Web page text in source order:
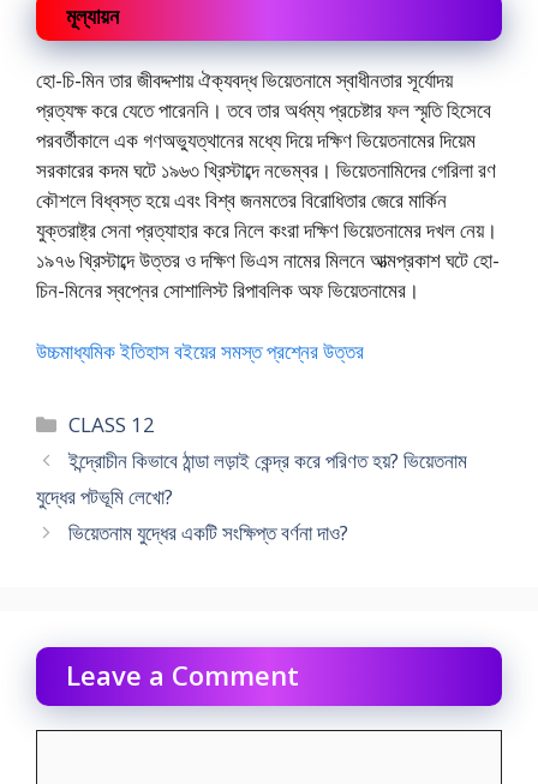
মূল্যায়ন
হো-চি-মিন তার জীবদ্দশায় ঐক্যবদ্ধ ভিয়েতনামে স্বাধীনতার সূর্যোদয়
প্রত্যক্ষ করে যেতে পারেননি। তবে তার অর্ধম্য প্রচেষ্টার ফল স্মৃতি হিসেবে
পরবর্তীকালে এক গণঅভ্যুত্থানের মধ্যে দিয়ে দক্ষিণ ভিয়েতনামের দিয়েম
সরকারের কদম ঘটে ১৯৬৩ খ্রিস্টাব্দে নভেম্বর। ভিয়েতনামিদের গেরিলা রণ
কৌশলে বিধ্বস্ত হয়ে এবং বিশ্ব জনমতের বিরোধিতার জেরে মার্কিন
যুক্তরাষ্ট্র সেনা প্রত্যাহার করে নিলে কংরা দক্ষিণ ভিয়েতনামের দখল নেয়।
১৯৭৬ খ্রিস্টাব্দে উত্তর ও দক্ষিণ ভিএস নামের মিলনে আত্মপ্রকাশ ঘটে হো-
চিন-মিনের স্বপ্নের সোশালিস্ট রিপাবলিক অফ ভিয়েতনামের।
উচ্চমাধ্যমিক ইতিহাস বইয়ের সমস্ত প্রশ্নের উত্তর
Categories
CLASS 12
ইন্দ্রোচীন কিভাবে ঠান্ডা লড়াই কেন্দ্র করে পরিণত হয়? ভিয়েতনাম
যুদ্ধের পটভূমি লেখো?
ভিয়েতনাম যুদ্ধের একটি সংক্ষিপ্ত বর্ণনা দাও?
Leave a Comment